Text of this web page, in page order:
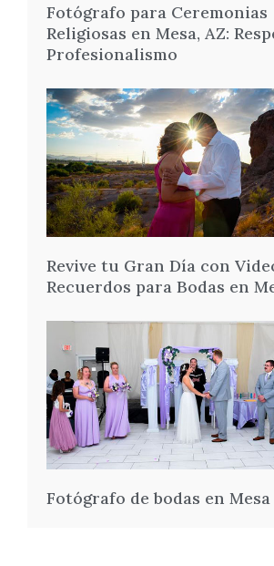
Fotógrafo para Ceremonias
Religiosas en Mesa, AZ:
Profesionalismo
Revive tu Gran Día con
Recuerdos para Bodas en
Fotógrafo de bodas en Mesa